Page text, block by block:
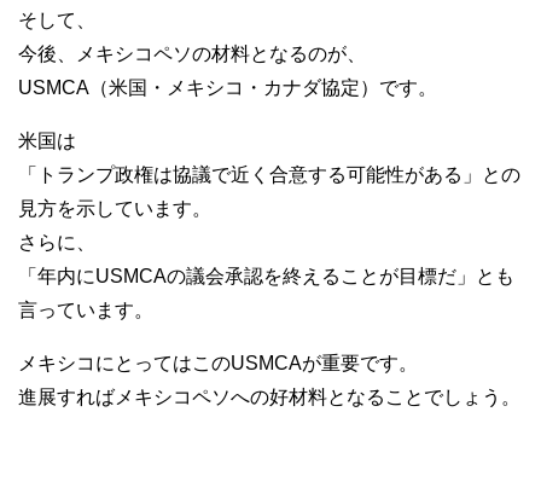
そして、
今後、メキシコペソの材料となるのが、
USMCA（米国・メキシコ・カナダ協定）です。
米国は
「トランプ政権は協議で近く合意する可能性がある」との
見方を示しています。
さらに、
「年内にUSMCAの議会承認を終えることが目標だ」とも
言っています。
メキシコにとってはこのUSMCAが重要です。
進展すればメキシコペソへの好材料となることでしょう。